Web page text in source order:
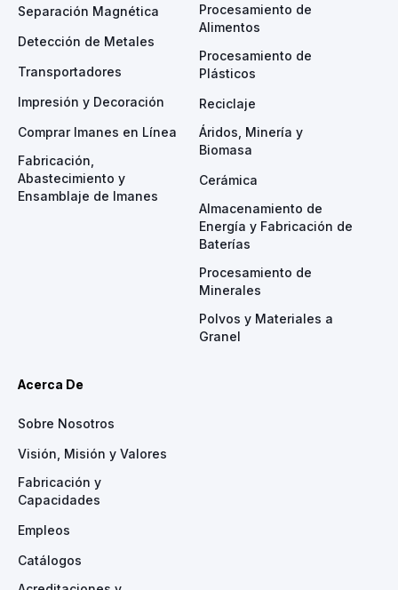
Separación Magnética
Detección de Metales
Transportadores
Impresión y Decoración
Comprar Imanes en Línea
Fabricación,
Abastecimiento y
Ensamblaje de Imanes
Procesamiento de
Alimentos
Procesamiento de
Plásticos
Reciclaje
Áridos, Minería y
Biomasa
Cerámica
Almacenamiento de
Energía y Fabricación de
Baterías
Procesamiento de
Minerales
Polvos y Materiales a
Granel
Acerca De
Sobre Nosotros
Visión, Misión y Valores
Fabricación y
Capacidades
Empleos
Catálogos